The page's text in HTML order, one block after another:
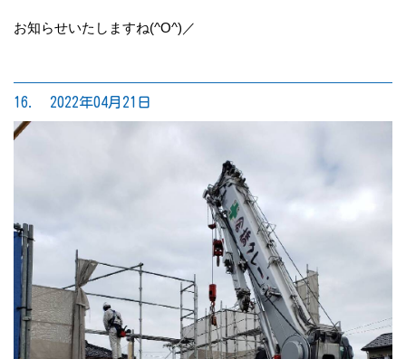
お知らせいたしますね(^O^)／
16. 2022年04月21日